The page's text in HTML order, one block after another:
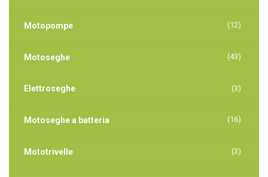
Motopompe (12)
Motoseghe (43)
Elettroseghe (3)
Motoseghe a batteria (16)
Mototrivelle (3)